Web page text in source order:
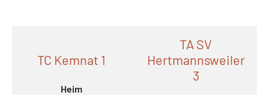
TC Kemnat 1
Heim
TA SV
Hertmannsweiler
3